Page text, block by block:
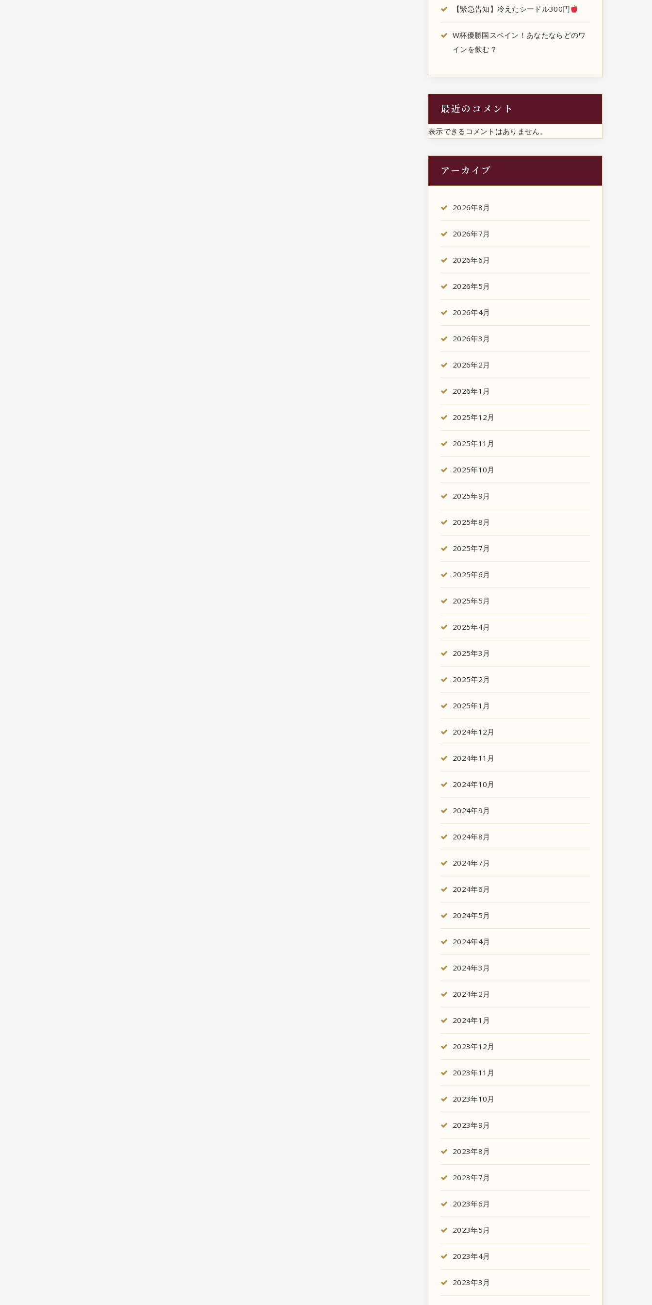
【緊急告知】冷えたシードル300円
W杯優勝国スペイン！あなたならどのワ
インを飲む？
最近のコメント
表示できるコメントはありません。
アーカイブ
2026年8月
2026年7月
2026年6月
2026年5月
2026年4月
2026年3月
2026年2月
2026年1月
2025年12月
2025年11月
2025年10月
2025年9月
2025年8月
2025年7月
2025年6月
2025年5月
2025年4月
2025年3月
2025年2月
2025年1月
2024年12月
2024年11月
2024年10月
2024年9月
2024年8月
2024年7月
2024年6月
2024年5月
2024年4月
2024年3月
2024年2月
2024年1月
2023年12月
2023年11月
2023年10月
2023年9月
2023年8月
2023年7月
2023年6月
2023年5月
2023年4月
2023年3月